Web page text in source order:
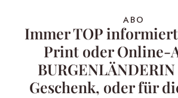
ABO
Immer TOP
Print oder Online-
Geschenk, oder für